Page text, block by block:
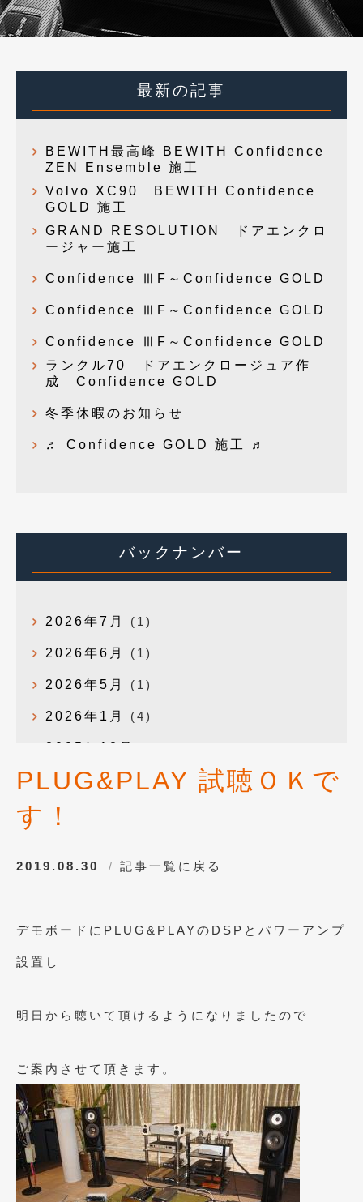
最新の記事
BEWITH最高峰 BEWITH Confidence
ZEN Ensemble 施工
Volvo XC90 BEWITH Confidence
GOLD 施工
GRAND RESOLUTION ドアエンクロ
ージャー施工
Confidence ⅢF～Confidence GOLD
Confidence ⅢF～Confidence GOLD
Confidence ⅢF～Confidence GOLD
ランクル70 ドアエンクロージュア作
成 Confidence GOLD
冬季休暇のお知らせ
♬ Confidence GOLD 施工 ♬
バックナンバー
2026年7月 (1)
2026年6月 (1)
2026年5月 (1)
2026年1月 (4)
2025年12月
2025年10月 (1)
2025年8月
2024年8月(1)
2024年6月(1)
2024年4月
2023年11月 (1)
2023年10月(2)
2023年9月(1)
2023年8月(2)
2023年4月(1)
PLUG&PLAY 試聴ＯＫで
す！
2019.08.30 記事一覧に戻る
デモボードにPLUG&PLAYのDSPとパワーアンプ
設置し
明日から聴いて頂けるようになりましたので
ご案内させて頂きます。